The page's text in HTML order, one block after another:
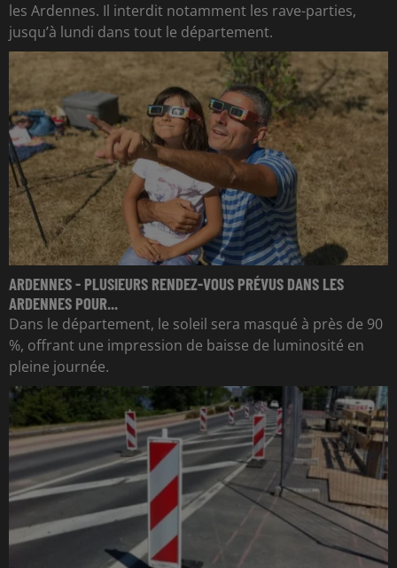
les Ardennes. Il interdit notamment les rave-parties,
jusqu’à lundi dans tout le département.
ARDENNES - PLUSIEURS RENDEZ-VOUS PRÉVUS DANS LES
ARDENNES POUR...
Dans le département, le soleil sera masqué à près de 90
%, offrant une impression de baisse de luminosité en
pleine journée.